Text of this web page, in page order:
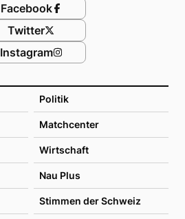
Politik
Matchcenter
Wirtschaft
Nau Plus
Stimmen der Schweiz
Facebook
Twitter
Instagram